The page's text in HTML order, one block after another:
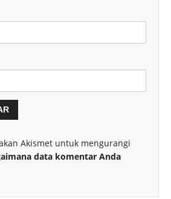
Akismet untuk mengurangi
data komentar Anda